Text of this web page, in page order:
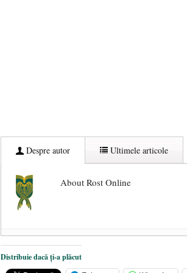
Despre autor Ultimele articole
About Rost Online
Dezvăluiri cutremurătoare despre
Statul care servește Națiunea - 21
Distribuie dacă ți-a plăcut